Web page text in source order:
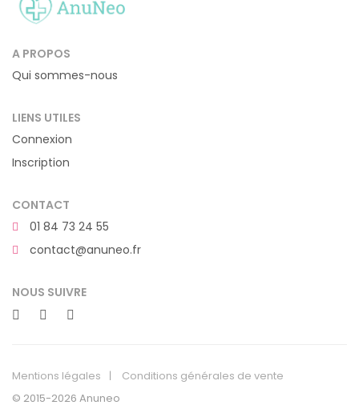
A PROPOS
Qui sommes-nous
LIENS UTILES
Connexion
Inscription
CONTACT
01 84 73 24 55
contact@anuneo.fr
NOUS SUIVRE
Mentions légales
Conditions générales de vente
© 2015-2026 Anuneo